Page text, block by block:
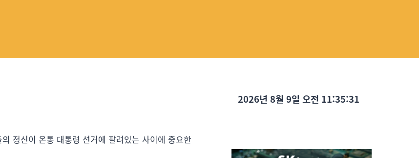
정신이 온통 대통령 선거에 팔려있는 사이에 중요한
2026년 8월 9일 오전 11:35:33